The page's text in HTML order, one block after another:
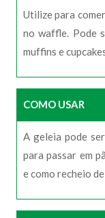
Utilize para
no waffle. Pode
muffins e
COMO USAR
A geleia pode
para passar em
e como recheio